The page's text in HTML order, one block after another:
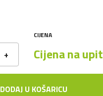
+
CIJENA
Cijena na upit
DODAJ U KOŠARICU